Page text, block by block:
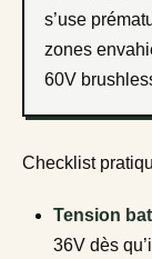
s’use
zones
60V
Checklist
Tension
36V dès